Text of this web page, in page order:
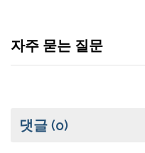
자주 묻는 질문
댓글 (0)